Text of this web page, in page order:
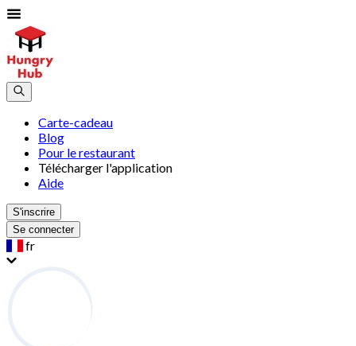
Carte-cadeau
Blog
Pour le restaurant
Télécharger l'application
Aide
S'inscrire
Se connecter
fr